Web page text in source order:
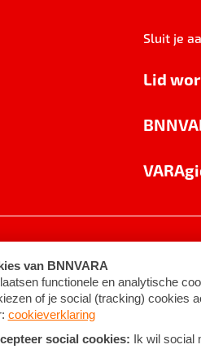
Sluit je
Lid
Algemene voorwaarden